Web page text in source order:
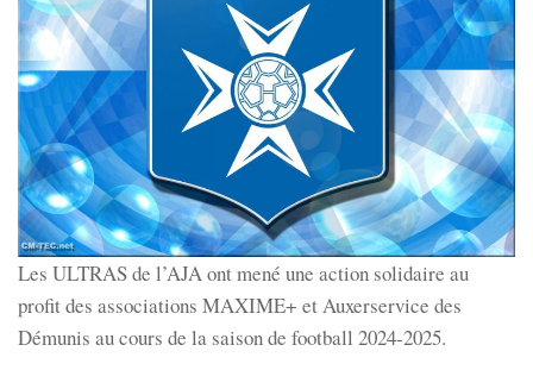
Les ULTRAS de l’AJA ont mené une action solidaire au
profit des associations MAXIME+ et Auxerservice des
Démunis au cours de la saison de football 2024-2025.